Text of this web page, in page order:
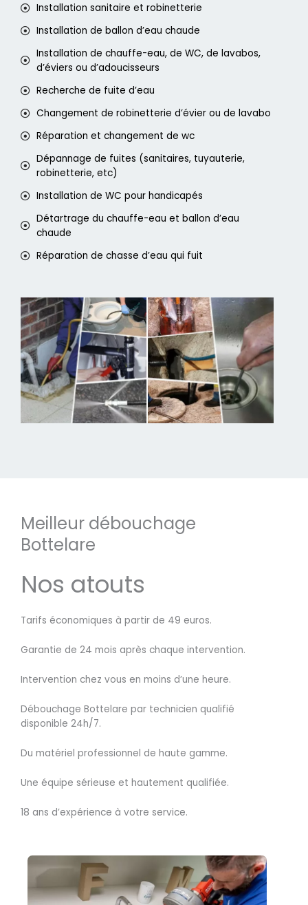
Installation sanitaire et robinetterie
Installation de ballon d’eau chaude
Installation de chauffe-eau, de WC, de lavabos,
d’éviers ou d’adoucisseurs
Recherche de fuite d’eau
Changement de robinetterie d’évier ou de lavabo
Réparation et changement de wc
Dépannage de fuites (sanitaires, tuyauterie,
robinetterie, etc)
Installation de WC pour handicapés
Détartrage du chauffe-eau et ballon d’eau
chaude
Réparation de chasse d’eau qui fuit
Meilleur débouchage
Bottelare
Nos atouts
Tarifs économiques à partir de 49 euros.
Garantie de 24 mois après chaque intervention.
Intervention chez vous en moins d’une heure.
Débouchage Bottelare par technicien qualifié
disponible 24h/7.
Du matériel professionnel de haute gamme.
Une équipe sérieuse et hautement qualifiée.
18 ans d’expérience à votre service.